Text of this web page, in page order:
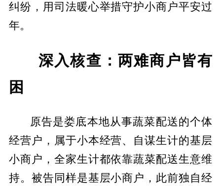
纠纷，用司法暖心举措守护小商户平安过
年。
深入核查：两难商户皆有
困
原告是娄底本地从事蔬菜配送的个体
经营户，属于小本经营、自谋生计的基层
小商户，全家生计都依靠蔬菜配送生意维
持。被告同样是基层小商户，此前独自经